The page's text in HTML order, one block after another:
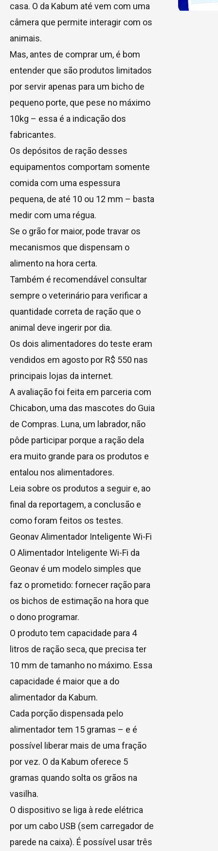
casa. O da Kabum até vem com uma
câmera que permite interagir com os
animais.
Mas, antes de comprar um, é bom
entender que são produtos limitados
por servir apenas para um bicho de
pequeno porte, que pese no máximo
10kg – essa é a indicação dos
fabricantes.
Os depósitos de ração desses
equipamentos comportam somente
comida com uma espessura
pequena, de até 10 ou 12 mm – basta
medir com uma régua.
Se o grão for maior, pode travar os
mecanismos que dispensam o
alimento na hora certa.
Também é recomendável consultar
sempre o veterinário para verificar a
quantidade correta de ração que o
animal deve ingerir por dia.
Os dois alimentadores do teste eram
vendidos em agosto por R$ 550 nas
principais lojas da internet.
A avaliação foi feita em parceria com
Chicabon, uma das mascotes do Guia
de Compras. Luna, um labrador, não
pôde participar porque a ração dela
era muito grande para os produtos e
entalou nos alimentadores.
Leia sobre os produtos a seguir e, ao
final da reportagem, a conclusão e
como foram feitos os testes.
Geonav Alimentador Inteligente Wi-Fi
O Alimentador Inteligente Wi-Fi da
Geonav é um modelo simples que
faz o prometido: fornecer ração para
os bichos de estimação na hora que
o dono programar.
O produto tem capacidade para 4
litros de ração seca, que precisa ter
10 mm de tamanho no máximo. Essa
capacidade é maior que a do
alimentador da Kabum.
Cada porção dispensada pelo
alimentador tem 15 gramas – e é
possível liberar mais de uma fração
por vez. O da Kabum oferece 5
gramas quando solta os grãos na
vasilha.
O dispositivo se liga à rede elétrica
por um cabo USB (sem carregador de
parede na caixa). É possível usar três